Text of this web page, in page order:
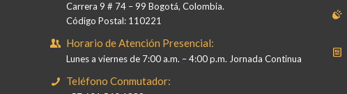
Carrera 9 # 74 – 99 Bogotá, Colombia.
Código Postal: 110221
Horario de Atención Presencial:
Lunes a viernes de 7:00 a.m. – 4:00 p.m. Jornada Continua
Teléfono Conmutador: